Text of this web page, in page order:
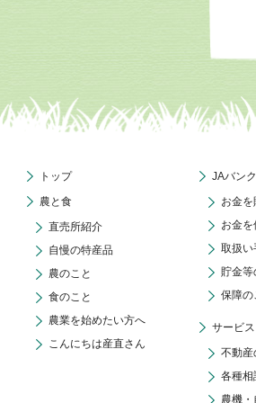
トップ
農と食
直売所紹介
自慢の特産品
農のこと
食のこと
農業を始めたい方へ
こんにちは産直さん
JAバン
お金
お金
取扱い
貯金等
保障の
サービス
不動産
各種相
農機